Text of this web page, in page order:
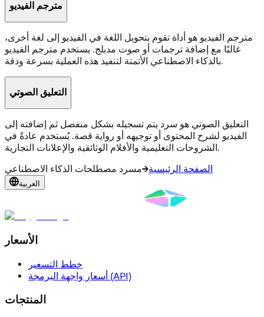
مترجم الفيديو
مترجم الفيديو هو أداة تقوم بتحويل اللغة في الفيديو إلى لغة أخرى،
غالبًا مع إضافة ترجمات أو صوت مدبلج. يستخدم مترجم الفيديو
بالذكاء الاصطناعي الأتمتة لتنفيذ هذه العملية بسرعة ودقة.
التعليق الصوتي
التعليق الصوتي هو سرد يتم تسجيله بشكل منفصل ثم إضافته إلى
الفيديو لشرح المحتوى أو توجيهه أو رواية قصة. يُستخدم عادةً في
الشروحات التعليمية والأفلام الوثائقية والإعلانات التجارية.
الصفحة الرئيسية
مسرد مصطلحات الذكاء الاصطناعي
العربية
الأسعار
خطط التسعير
أسعار واجهة البرمجة (API)
المنتجات